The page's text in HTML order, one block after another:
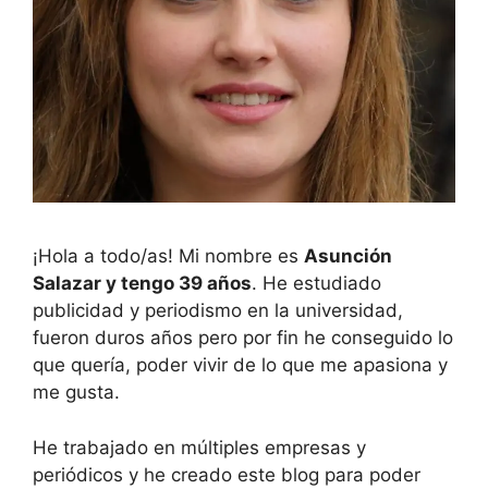
¡Hola a todo/as! Mi nombre es Asunción
Salazar y tengo 39 años. He estudiado
publicidad y periodismo en la universidad,
fueron duros años pero por fin he conseguido lo
que quería, poder vivir de lo que me apasiona y
me gusta.
He trabajado en múltiples empresas y
periódicos y he creado este blog para poder